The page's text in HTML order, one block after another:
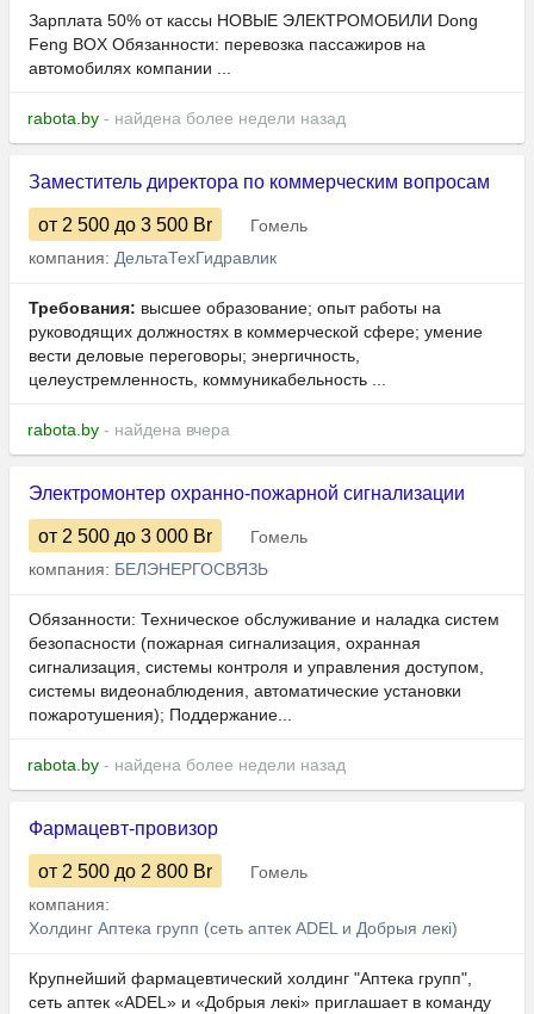
Зарплата 50% от кассы НОВЫЕ ЭЛЕКТРОМОБИЛИ Dong
Feng BOX Обязанности: перевозка пассажиров на
автомобилях компании ...
rabota.by - найдена более недели назад
Заместитель директора по коммерческим вопросам
от 2 500 до 3 500 Br
Гомель
компания: ДельтаТехГидравлик
Требования: высшее образование; опыт работы на
руководящих должностях в коммерческой сфере; умение
вести деловые переговоры; энергичность,
целеустремленность, коммуникабельность ...
rabota.by - найдена вчера
Электромонтер охранно-пожарной сигнализации
от 2 500 до 3 000 Br
Гомель
компания: БЕЛЭНЕРГОСВЯЗЬ
Обязанности: Техническое обслуживание и наладка систем
безопасности (пожарная сигнализация, охранная
сигнализация, системы контроля и управления доступом,
системы видеонаблюдения, автоматические установки
пожаротушения); Поддержание...
rabota.by - найдена более недели назад
Фармацевт-провизор
от 2 500 до 2 800 Br
Гомель
компания:
Холдинг Аптека групп (сеть аптек ADEL и Добрыя лекi)
Крупнейший фармацевтический холдинг "Аптека групп",
сеть аптек «ADEL» и «Добрыя лекі» приглашает в команду